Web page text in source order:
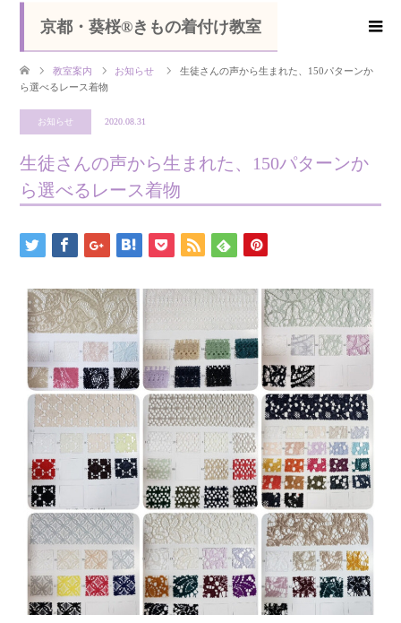
京都・葵桜®きもの着付け教室
教室案内 お知らせ
生徒さんの声から生まれた、150パターンか
ら選べるレース着物
お知らせ 2020.08.31
生徒さんの声から生まれた、150パターンか
ら選べるレース着物